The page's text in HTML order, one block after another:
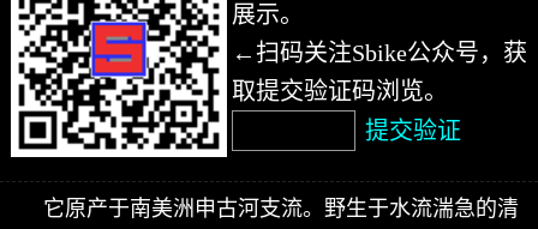
展示。
←扫码关注Sbike公众号，获
取提交验证码浏览。
提交验证
它原产于南美洲申古河支流。野生于水流湍急的清